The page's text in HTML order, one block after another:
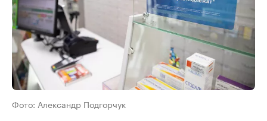
Фото: Александр Подгорчук